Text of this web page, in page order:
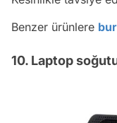
Benzer ürünlere
10. Laptop